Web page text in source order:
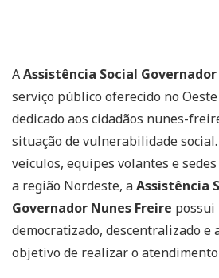
AAssistência Social
serviço público oferecido no
dedicado aos cidadãos nunes-
situação de vulnerabilidade
veículos, equipes volantes e
a região Nordeste, aAssistência
Governador Nunes Freire possui
democratizado, descentralizado e
objetivo de realizar o atendimento